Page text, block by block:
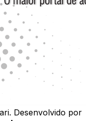
. Desenvolvido por